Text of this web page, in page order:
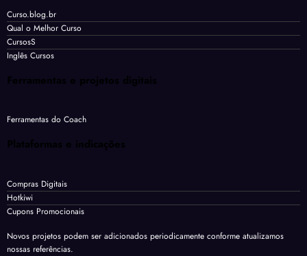
Curso.blog.br
Qual o Melhor Curso
CursosS
Inglês Cursos
Ferramentas e projetos digitais
Ferramentas do Coach
Plataformas e indicações
Compras Digitais
Hotkiwi
Cupons Promocionais
Novos projetos podem ser adicionados periodicamente conforme atualizamos
nossas referências.